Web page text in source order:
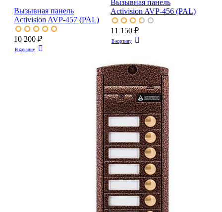
Вызывная панель
Activision AVP-457 (PAL)
10 200 ₽
В корзину
Вызывная панель
Activision AVP-456 (PAL)
11 150 ₽
В корзину